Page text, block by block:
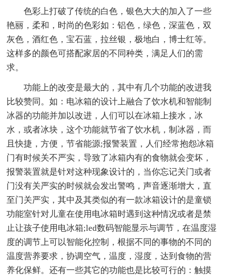
色彩上打破了传统的白色，银色大大的加入了一些
艳丽，柔和，时尚的色彩如：铝色，绿色，深蓝色，双
灰色，酒红色，宝石蓝，拉丝银，极地白，博士红等。
这样多的颜色可搭配家居的不同种类，满足人们的需
求。
功能上的改变是最大的，其中有几个功能的改进我
比较赞同。如：电冰箱的设计上融合了饮水机和智能制
冰器的功能并加以改进，人们可以在冰箱上接水，冰
水，或者冰块，这个功能就节省了饮水机，制冰器，而
且快捷，方便，节省能源;报警装置，人们经常抱怨冰箱
门有时候关不严实，导致了冰箱内有的食物就会变坏，
报警装置就是针对这种现象设计的，当你忘记关门或者
门没有关严实的时候就会发出警鸣，声音逐渐增大，直
至门关严实，其中及其类似的有一款冰箱设计的是童锁
功能室针对儿童在使用电冰箱时遇到这种情况或者是禁
止让孩子使用电冰箱;led数码智能显示与调节，在温度湿
度的调节上可以智能化控制，根据不同的事物的不同的
温度营养要求，协调空气，温度，湿度，达到食物的营
养化保鲜。还有一些其它的功能也是比较可行的：触摸